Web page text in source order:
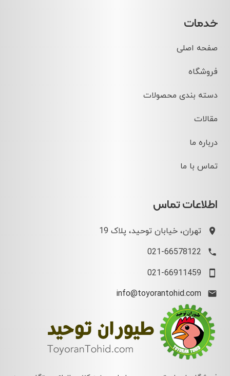
خدمات
صفحه اصلی
فروشگاه
دسته بندی محصولات
مقالات
درباره ما
تماس با ما
اطلاعات تماس
تهران، خیابان توحید، پلاک 19
021-66578122
021-66911459
info@toyorantohid.com